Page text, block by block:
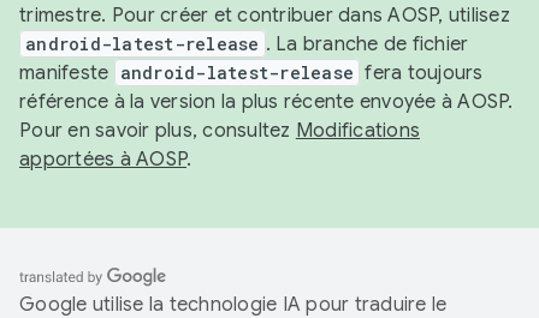
trimestre. Pour créer et contribuer dans AOSP, utilisez
android-latest-release . La branche de fichier
manifeste android-latest-release fera toujours
référence à la version la plus récente envoyée à AOSP.
Pour en savoir plus, consultez Modifications
apportées à AOSP.
Google utilise la technologie IA pour traduire le